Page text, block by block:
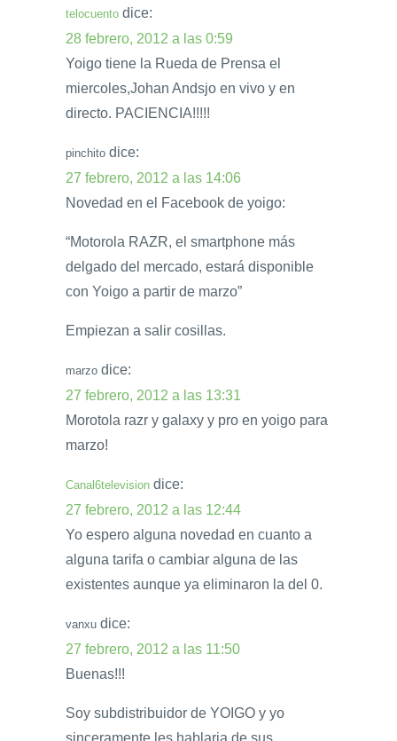
telocuento dice:
28 febrero, 2012 a las 0:59
Yoigo tiene la Rueda de Prensa el
miercoles,Johan Andsjo en vivo y en
directo. PACIENCIA!!!!!
pinchito dice:
27 febrero, 2012 a las 14:06
Novedad en el Facebook de yoigo:
“Motorola RAZR, el smartphone más
delgado del mercado, estará disponible
con Yoigo a partir de marzo”
Empiezan a salir cosillas.
marzo dice:
27 febrero, 2012 a las 13:31
Morotola razr y galaxy y pro en yoigo para
marzo!
Canal6television dice:
27 febrero, 2012 a las 12:44
Yo espero alguna novedad en cuanto a
alguna tarifa o cambiar alguna de las
existentes aunque ya eliminaron la del 0.
vanxu dice:
27 febrero, 2012 a las 11:50
Buenas!!!
Soy subdistribuidor de YOIGO y yo
sinceramente les hablaria de sus